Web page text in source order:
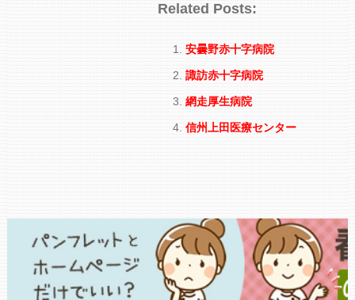
Related Posts:
安曇野赤十字病院
諏訪赤十字病院
網走厚生病院
信州上田医療センター